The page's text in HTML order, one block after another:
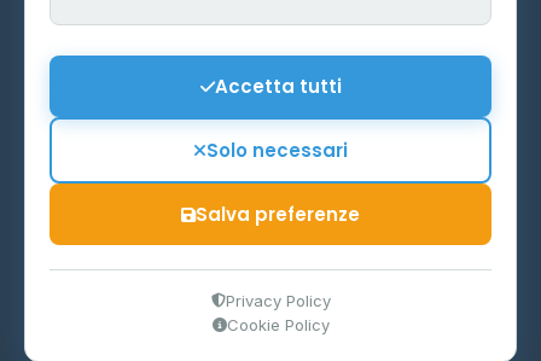
Mappa del sito
P.IVA 03859300364
Ministero delle Imprese e del Made in Italy
Accetta tutti
Solo necessari
Salva preferenze
Privacy Policy
Cookie Policy